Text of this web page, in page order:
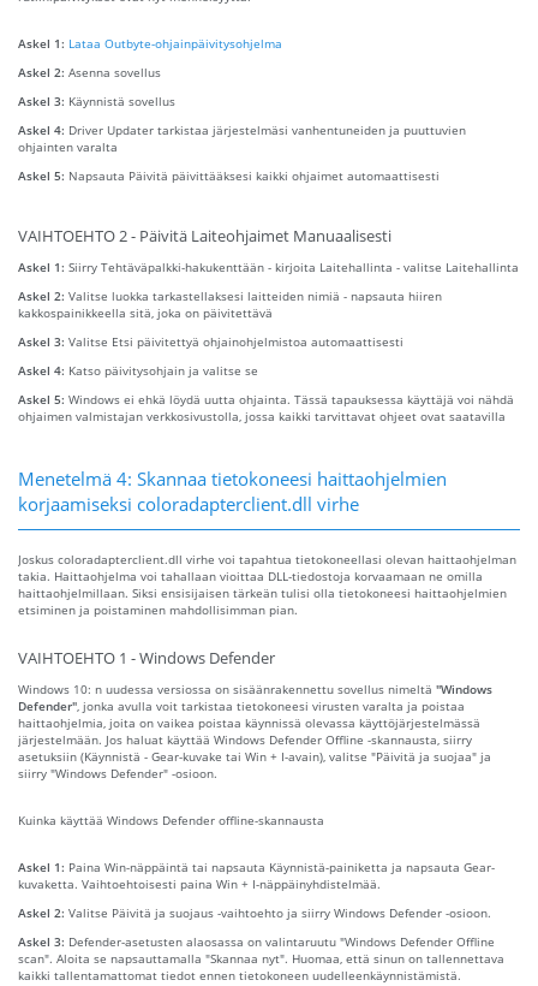
Askel 1: Lataa Outbyte-ohjainpäivitysohjelma
Askel 2: Asenna sovellus
Askel 3: Käynnistä sovellus
Askel 4: Driver Updater tarkistaa järjestelmäsi vanhentuneiden ja puuttuvien
ohjainten varalta
Askel 5: Napsauta Päivitä päivittääksesi kaikki ohjaimet automaattisesti
VAIHTOEHTO 2 - Päivitä Laiteohjaimet Manuaalisesti
Askel 1: Siirry Tehtäväpalkki-hakukenttään - kirjoita Laitehallinta - valitse Laitehallinta
Askel 2: Valitse luokka tarkastellaksesi laitteiden nimiä - napsauta hiiren
kakkospainikkeella sitä, joka on päivitettävä
Askel 3: Valitse Etsi päivitettyä ohjainohjelmistoa automaattisesti
Askel 4: Katso päivitysohjain ja valitse se
Askel 5: Windows ei ehkä löydä uutta ohjainta. Tässä tapauksessa käyttäjä voi nähdä
ohjaimen valmistajan verkkosivustolla, jossa kaikki tarvittavat ohjeet ovat saatavilla
Menetelmä 4: Skannaa tietokoneesi haittaohjelmien
korjaamiseksi coloradapterclient.dll virhe
Joskus coloradapterclient.dll virhe voi tapahtua tietokoneellasi olevan haittaohjelman
takia. Haittaohjelma voi tahallaan vioittaa DLL-tiedostoja korvaamaan ne omilla
haittaohjelmillaan. Siksi ensisijaisen tärkeän tulisi olla tietokoneesi haittaohjelmien
etsiminen ja poistaminen mahdollisimman pian.
VAIHTOEHTO 1 - Windows Defender
Windows 10: n uudessa versiossa on sisäänrakennettu sovellus nimeltä "Windows
Defender" , jonka avulla voit tarkistaa tietokoneesi virusten varalta ja poistaa
haittaohjelmia, joita on vaikea poistaa käynnissä olevassa käyttöjärjestelmässä
järjestelmään. Jos haluat käyttää Windows Defender Offline -skannausta, siirry
asetuksiin (Käynnistä - Gear-kuvake tai Win + I-avain), valitse "Päivitä ja suojaa" ja
siirry "Windows Defender" -osioon.
Kuinka käyttää Windows Defender offline-skannausta
Askel 1: Paina Win-näppäintä tai napsauta Käynnistä-painiketta ja napsauta Gear-
kuvaketta. Vaihtoehtoisesti paina Win + I-näppäinyhdistelmää.
Askel 2: Valitse Päivitä ja suojaus -vaihtoehto ja siirry Windows Defender -osioon.
Askel 3: Defender-asetusten alaosassa on valintaruutu "Windows Defender Offline
scan". Aloita se napsauttamalla "Skannaa nyt". Huomaa, että sinun on tallennettava
kaikki tallentamattomat tiedot ennen tietokoneen uudelleenkäynnistämistä.